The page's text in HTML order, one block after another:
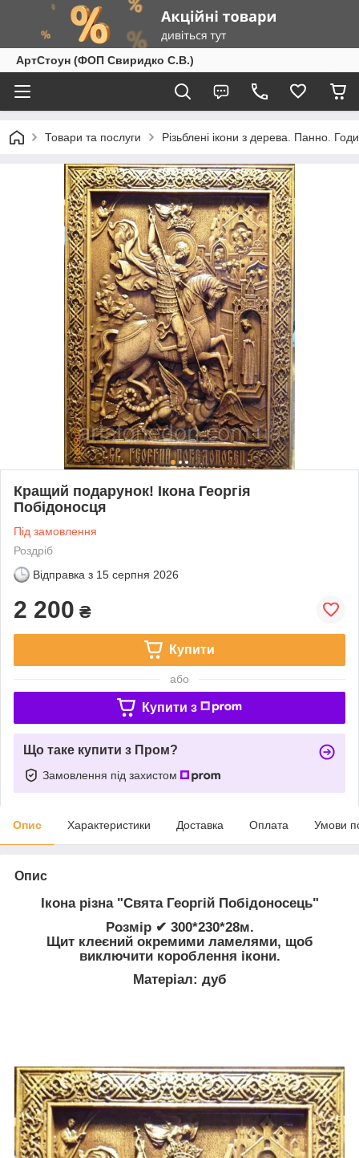
АртСтоун (ФОП Свиридко С.В.)
Товари та послуги Різьблені ікони з дерева. Панно.
Кращий подарунок! Ікона Георгія
Побідоносця
Під замовлення
Роздріб
Відправка з 15 серпня 2026
2 200 ₴
Купити
або
Купити з
Що таке купити з Пром?
Замовлення під захистом
Опис Характеристики Доставка Оплата Умови
Опис
Ікона різна "Свята Георгій Побідоносець"
Розмір ✔ 300*230*28м.
Щит клеєний окремими ламелями, щоб
виключити короблення ікони.
Матеріал: дуб